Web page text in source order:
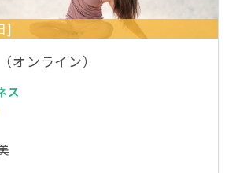
]
ンライン）
ス